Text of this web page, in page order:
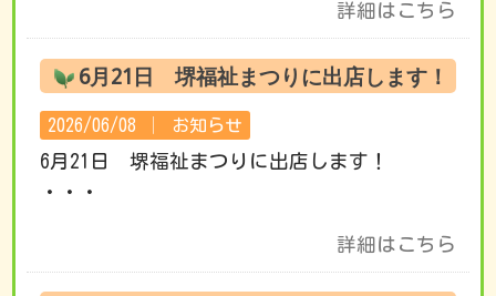
詳細はこちら
6月21日 堺福祉まつりに出店します！
2026/06/08 │ お知らせ
6月21日 堺福祉まつりに出店します！
・・・
詳細はこちら